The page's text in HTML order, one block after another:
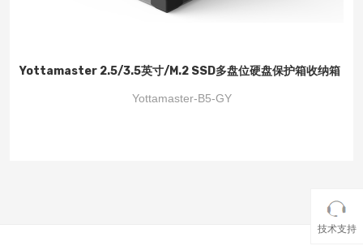
Yottamaster 2.5/3.5英寸/M.2 SSD多盘位硬盘保护箱收纳箱
Yottamaster-B5-GY
技术支持